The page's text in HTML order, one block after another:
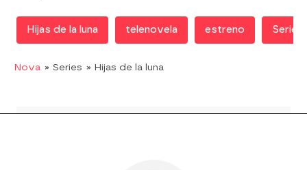
Hijas de la luna telenovela estreno Serie
Nova » Series » Hijas de la luna